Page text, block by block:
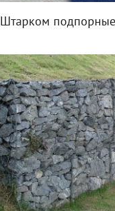
Штарком